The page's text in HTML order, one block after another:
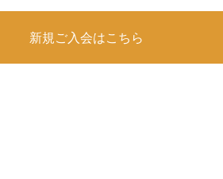
新規ご入会はこちら